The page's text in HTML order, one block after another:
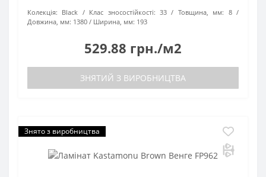
Колекція: Black Клас зносостійкості: 33 Товщина, мм: 8
Довжина, мм: 1380 Ширина, мм: 193
529.88 грн./м2
ЗНЯТИЙ З ВИРОБНИЦТВА
Знято з виробництва